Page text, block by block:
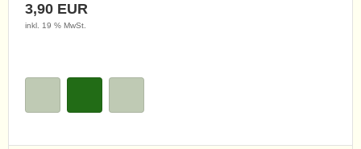
3,90 EUR
inkl. 19 % MwSt.